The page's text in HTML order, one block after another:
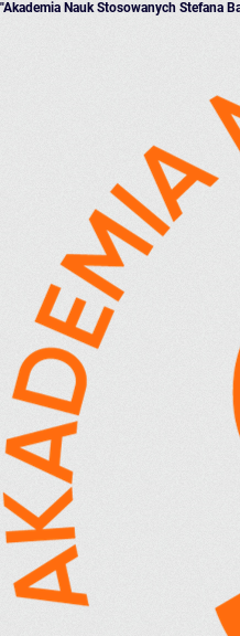
"Akademia Nauk Stosowanych Stefana